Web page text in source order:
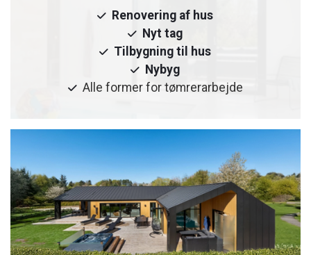
Renovering af hus
Nyt tag
Tilbygning til hus
Nybyg
Alle former for tømrerarbejde